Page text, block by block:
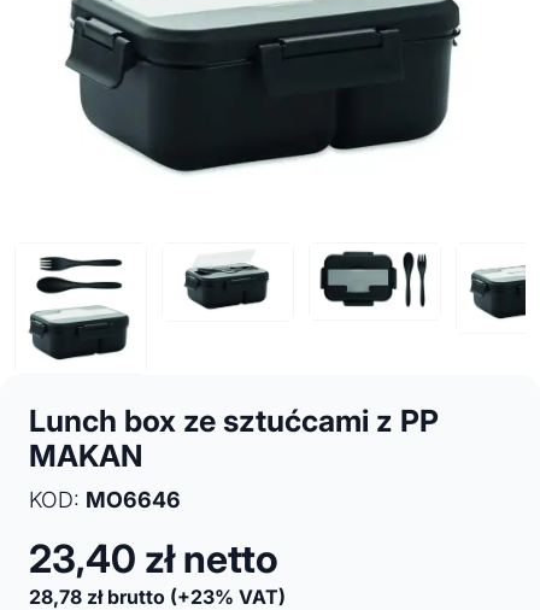
Lunch box ze sztućcami z PP
MAKAN
KOD: MO6646
23,40 zł netto
28,78 zł brutto (+23% VAT)